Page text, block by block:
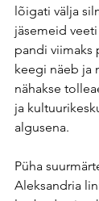
lõigati välja
jäsemeid
pandi viimaks
keegi näeb ja
nähakse
ja
algusena.
Püha
Aleksandria